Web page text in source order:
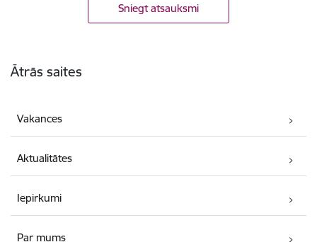
Sniegt atsauksmi
Ātrās saites
Vakances
Aktualitātes
Iepirkumi
Par mums